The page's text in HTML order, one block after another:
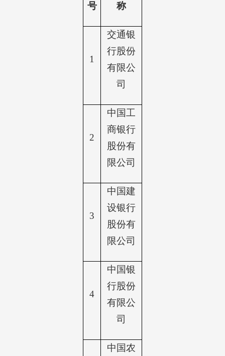
号
称
1
交通银
行股份
有限公
司
2
中国工
商银行
股份有
限公司
3
中国建
设银行
股份有
限公司
4
中国银
行股份
有限公
司
中国农